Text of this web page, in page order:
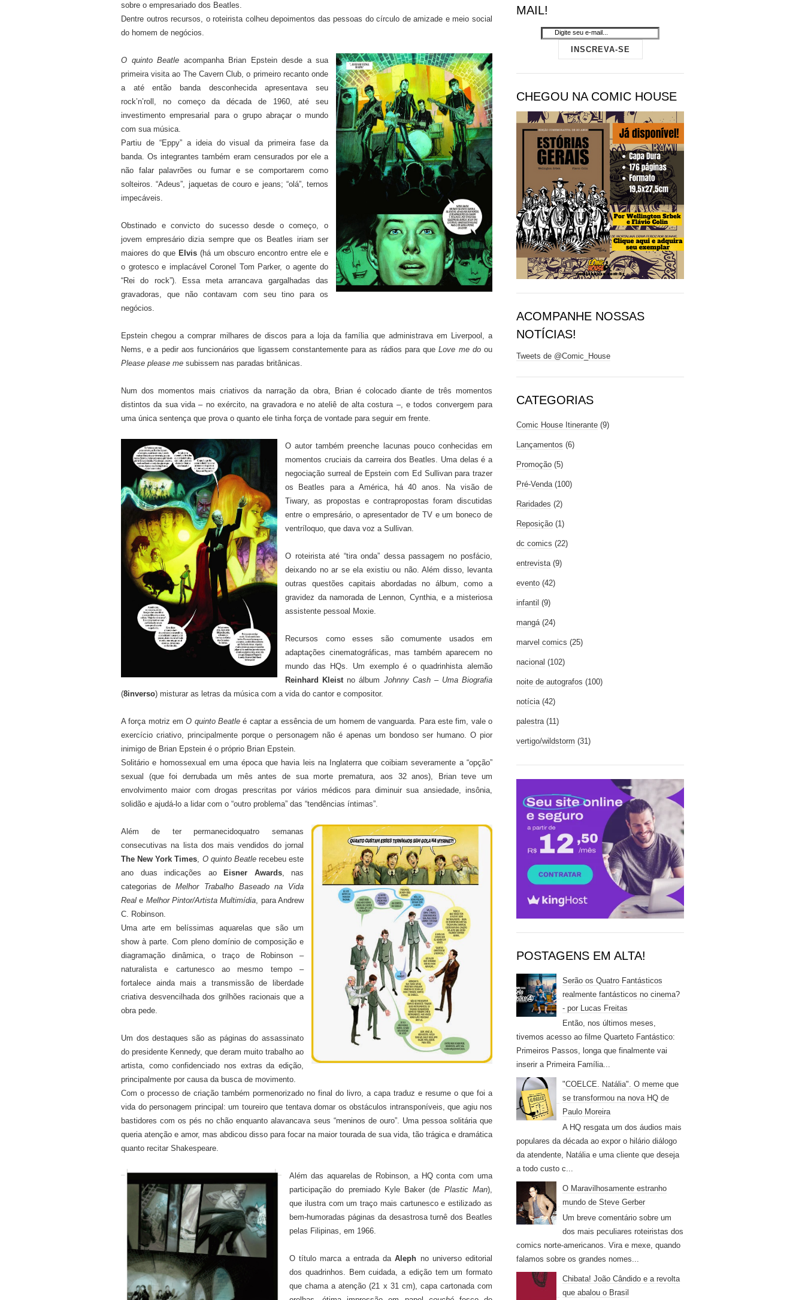
sobre o empresariado dos Beatles.
Dentre outros recursos, o roteirista colheu depoimentos das pessoas do círculo de amizade e meio social
do homem de negócios.
O quinto Beatle acompanha Brian Epstein desde a sua
primeira visita ao The Cavern Club, o primeiro recanto onde
a até então banda desconhecida apresentava seu
rock’n’roll, no começo da década de 1960, até seu
investimento empresarial para o grupo abraçar o mundo
com sua música.
Partiu de “Eppy” a ideia do visual da primeira fase da
banda. Os integrantes também eram censurados por ele a
não falar palavrões ou fumar e se comportarem como
solteiros. “Adeus”, jaquetas de couro e jeans; “olá”, ternos
impecáveis.
Obstinado e convicto do sucesso desde o começo, o
jovem empresário dizia sempre que os Beatles iriam ser
maiores do que Elvis(há um obscuro encontro entre ele e
o grotesco e implacável Coronel Tom Parker, o agente do
“Rei do rock”). Essa meta arrancava gargalhadas das
gravadoras, que não contavam com seu tino para os
negócios.
Epstein chegou a comprar milhares de discos para a loja da família que administrava em Liverpool, a
Nems, e a pedir aos funcionários que ligassem constantemente para as rádios para queLove me doou
Please please me subissem nas paradas britânicas.
Num dos momentos mais criativos da narração da obra, Brian é colocado diante de três momentos
distintos da sua vida – no exército, na gravadora e no ateliê de alta costura –, e todos convergem para
uma única sentença que prova o quanto ele tinha força de vontade para seguir em frente.
O autor também preenche lacunas pouco conhecidas em
momentos cruciais da carreira dos Beatles. Uma delas é a
negociação surreal de Epstein com Ed Sullivan para trazer
os Beatles para a América, há 40 anos. Na visão de
Tiwary, as propostas e contrapropostas foram discutidas
entre o empresário, o apresentador de TV e um boneco de
ventríloquo, que dava voz a Sullivan.
O roteirista até “tira onda” dessa passagem no posfácio,
deixando no ar se ela existiu ou não. Além disso, levanta
outras questões capitais abordadas no álbum, como a
gravidez da namorada de Lennon, Cynthia, e a misteriosa
assistente pessoal Moxie.
Recursos como esses são comumente usados em
adaptações cinematográficas, mas também aparecem no
mundo das HQs. Um exemplo é o quadrinhista alemão
Reinhard Kleistno álbum Johnny Cash – Uma Biografia
(8inverso) misturar as letras da música com a vida do cantor e compositor.
A força motriz emO quinto Beatle é captar a essência de um homem de vanguarda. Para este fim, vale o
exercício criativo, principalmente porque o personagem não é apenas um bondoso ser humano. O pior
inimigo de Brian Epstein é o próprio Brian Epstein.
Solitário e homossexual em uma época que havia leis na Inglaterra que coibiam severamente a “opção”
sexual (que foi derrubada um mês antes de sua morte prematura, aos 32 anos), Brian teve um
envolvimento maior com drogas prescritas por vários médicos para diminuir sua ansiedade, insônia,
solidão e ajudá-lo a lidar com o “outro problema” das “tendências íntimas”.
Além de ter permanecidoquatro semanas
consecutivas na lista dos mais vendidos do jornal
The New York Times, O quinto Beatlerecebeu este
ano duas indicações ao
Eisner Awards, nas
categorias deMelhor Trabalho Baseado na Vida
Real e Melhor Pintor/Artista Multimídia, para Andrew
C. Robinson.
Uma arte em belíssimas aquarelas que são um
show à parte. Com pleno domínio de composição e
diagramação dinâmica, o traço de Robinson –
naturalista e cartunesco ao mesmo tempo –
fortalece ainda mais a transmissão de liberdade
criativa desvencilhada dos grilhões racionais que a
obra pede.
Um dos destaques são as páginas do assassinato
do presidente Kennedy, que deram muito trabalho ao
artista, como confidenciado nos extras da edição,
principalmente por causa da busca de movimento.
Com o processo de criação também pormenorizado no final do livro, a capa traduz e resume o que foi a
vida do personagem principal: um toureiro que tentava domar os obstáculos intransponíveis, que agiu nos
bastidores com os pés no chão enquanto alavancava seus “meninos de ouro”. Uma pessoa solitária que
queria atenção e amor, mas abdicou disso para focar na maior tourada de sua vida, tão trágica e dramática
quanto recitar Shakespeare.
Além das aquarelas de Robinson, a HQ conta com uma
participação do premiado Kyle Baker (de Plastic Man),
que ilustra com um traço mais cartunesco e estilizado as
bem-humoradas páginas da desastrosa turnê dos Beatles
pelas Filipinas, em 1966.
O título marca a entrada daAleph no universo editorial
dos quadrinhos. Bem cuidada, a edição tem um formato
que chama a atenção (21 x 31 cm), capa cartonada com
MAIL!
CHEGOU NA COMIC HOUSE
ACOMPANHE NOSSAS
NOTÍCIAS!
Tweets de @Comic_House
CATEGORIAS
Comic House Itinerante (9)
Lançamentos (6)
Promoção (5)
Pré-Venda (100)
Raridades (2)
Reposição (1)
dc comics (22)
entrevista (9)
evento (42)
infantil (9)
mangá (24)
marvel comics (25)
nacional (102)
noite de autografos (100)
notícia (42)
palestra (11)
vertigo/wildstorm (31)
POSTAGENS EM ALTA!
Serão os Quatro Fantásticos
realmente fantásticos no cinema?
- por Lucas Freitas
Então, nos últimos meses,
tivemos acesso ao filme Quarteto Fantástico:
Primeiros Passos, longa que finalmente vai
inserir a Primeira Família...
"COELCE. Natália". O meme que
se transformou na nova HQ de
Paulo Moreira
A HQ resgata um dos áudios mais
populares da década ao expor o hilário diálogo
da atendente, Natália e uma cliente que deseja
a todo custo c...
O Maravilhosamente estranho
mundo de Steve Gerber
Um breve comentário sobre um
dos mais peculiares roteiristas dos
comics norte-americanos. Vira e mexe, quando
falamos sobre os grandes nomes...
Chibata! João Cândido e a revolta
que abalou o Brasil